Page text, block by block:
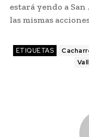
estará yendo a
las mismas
ETIQUETAS